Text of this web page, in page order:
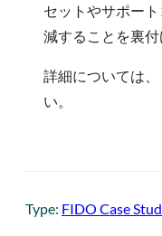
セットやサポー
減することを裏付
詳細については、
い。
Type: FIDO Case